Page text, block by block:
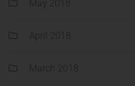
May 2018
April 2018
March 2018